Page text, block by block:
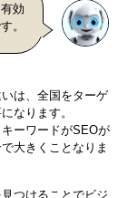
効
。
は、全国をターゲ
なります。
ーワードがSEOが
大きくことなりま
つけることでビジ